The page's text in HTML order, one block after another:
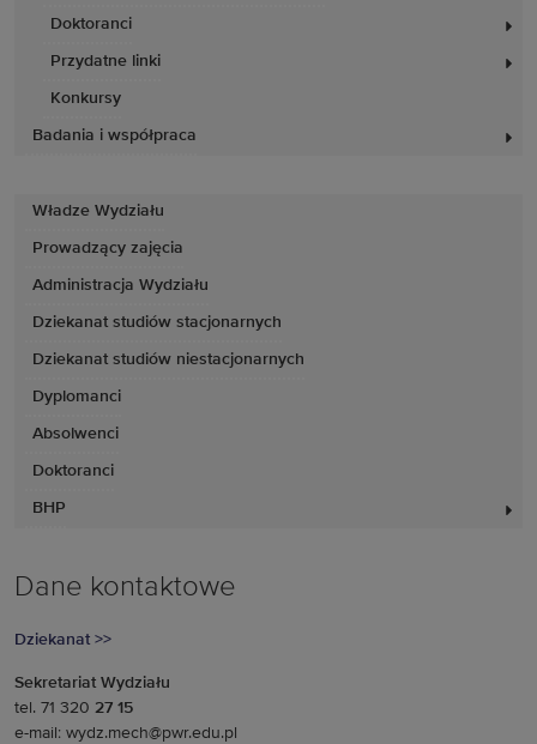
Doktoranci
Przydatne linki
Konkursy
Badania i współpraca
Władze Wydziału
Prowadzący zajęcia
Administracja Wydziału
Dziekanat studiów stacjonarnych
Dziekanat studiów niestacjonarnych
Dyplomanci
Absolwenci
Doktoranci
BHP
Dane kontaktowe
Dziekanat >>
Sekretariat Wydziału
tel. 71 320 27 15
e-mail: wydz.mech@pwr.edu.pl